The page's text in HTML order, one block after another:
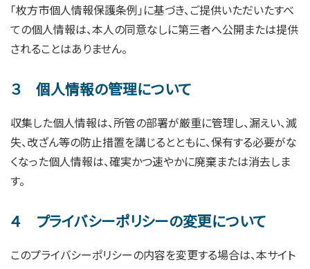
「枚方市個人情報保護条例」に基づき、ご提供いただいたすべ
ての個人情報は、本人の同意なしに第三者へ公開または提供
されることはありません。
３ 個人情報の管理について
収集した個人情報は、所管の部署が厳重に管理し、漏えい、滅
失、改ざん等の防止措置を講じるとともに、保有する必要がな
くなった個人情報は、確実かつ速やかに廃棄または消去しま
す。
４ プライバシーポリシーの変更について
このプライバシーポリシーの内容を変更する場合は、本サイト